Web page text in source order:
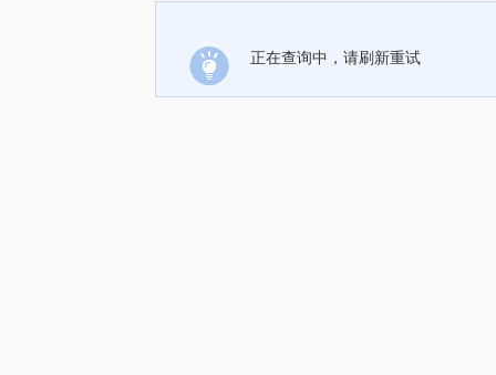
正在查询中，请刷新重试